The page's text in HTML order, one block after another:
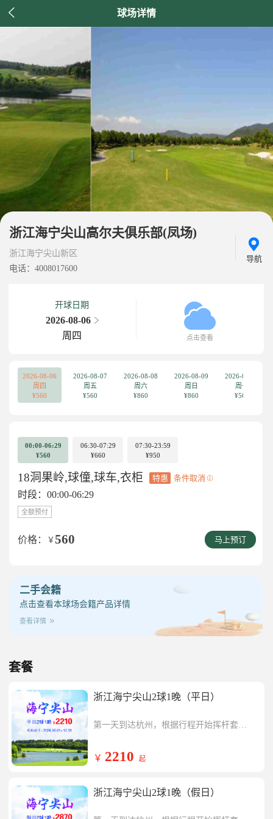
 球场详情
浙江海宁尖山高尔夫俱乐部(凤场)
浙江海宁尖山新区
电话：4008017600
导航
开球日期
2026-08-06
周四
点击查看
2026-08-06
周四
¥560
2026-08-07
周五
¥560
2026-08-08
周六
¥860
2026-08-09
周日
¥860
2026-08-10
周一
¥560
00:00-06:29
¥560
06:30-07:29
¥660
07:30-23:59
¥950
18洞果岭,球僮,球车,衣柜 特惠 条件取消
时段：00:00-06:29
全额预付
价格： ￥ 560 马上预订
二手会籍
点击查看本球场会籍产品详情
查看详情
套餐
浙江海宁尖山2球1晚（平日）
第一天到达杭州，根据行程开始挥杆套餐
￥ 2210 起
浙江海宁尖山2球1晚（假日）